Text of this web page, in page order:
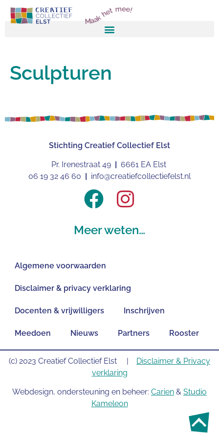
Maak het mee!
Sculpturen
Stichting Creatief Collectief Elst
Pr. Irenestraat 49 | 6661 EA Elst
06 19 32 46 60 | info@creatiefcollectiefelst.nl
Meer weten…
Algemene voorwaarden
Disclaimer & privacy verklaring
Docenten & vrijwilligers Inschrijven
Meedoen Nieuws Partners Rooster
(c) 2023 Creatief Collectief Elst |
Disclaimer & Privacy
verklaring
Webdesign, ondersteuning en beheer: Carien & Studio
Kameleon